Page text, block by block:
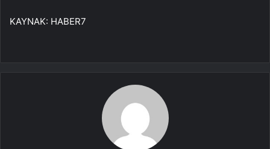
KAYNAK: HABER7